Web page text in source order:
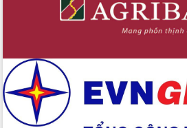
Lấy ý kiến điều chỉnh Quy hoạch tỉnh
Đắk Lắk thời kỳ 2021-2030, tầm nhìn
Phát động chiến dịch 30 ngày đêm
giải phóng mặt bằng Tuyến đường bộ
ven biển
Đắk Lắk nỗ lực thúc đẩy tăng trưởng
kinh tế từ 10% trở lên trong Quý